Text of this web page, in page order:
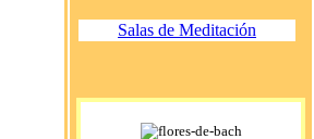
Salas de Meditación